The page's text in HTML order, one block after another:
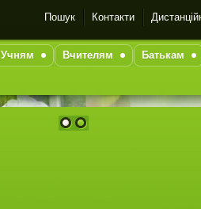
Пошук Контакти
Учням Вчителям Батькам